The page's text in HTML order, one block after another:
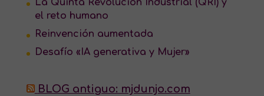
La Quinta Revolución Industrial (QRI) y
el reto humano
Reinvención aumentada
Desafío «IA generativa y Mujer»
BLOG antiguo: mjdunjo.com